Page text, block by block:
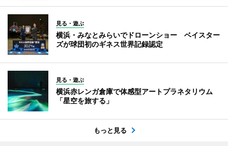
見る・遊ぶ
横浜・みなとみらいでドローンショー ベイスター
ズが球団初のギネス世界記録認定
見る・遊ぶ
横浜赤レンガ倉庫で体感型アートプラネタリウム
「星空を旅する」
もっと見る